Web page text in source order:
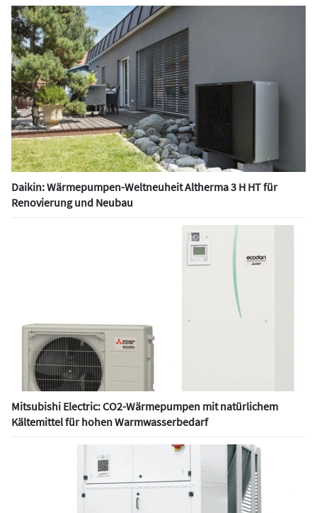
Daikin: Wärmepumpen-Weltneuheit Altherma 3 H HT für
Renovierung und Neubau
Mitsubishi Electric: CO2-Wärmepumpen mit natürlichem
Kältemittel für hohen Warmwasserbedarf